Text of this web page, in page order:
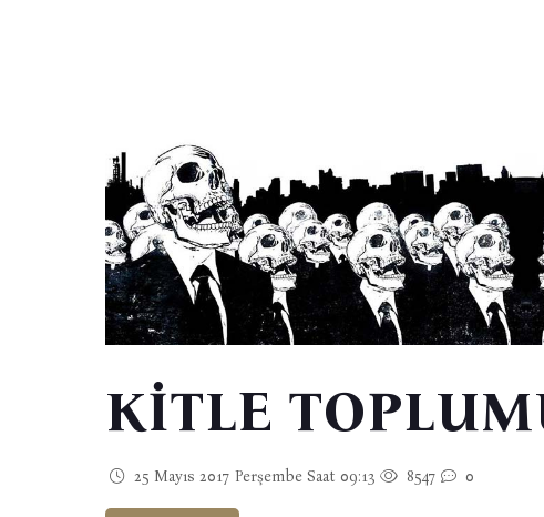
KİTLE
25 Mayıs 2017 Perşembe Saat 09:13 8547 0